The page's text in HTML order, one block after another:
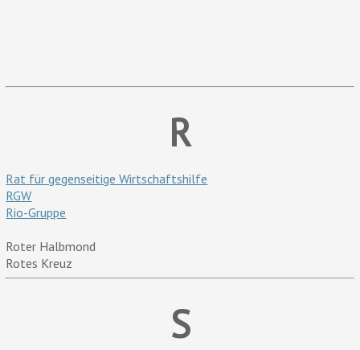
R
Rat für gegenseitige Wirtschaftshilfe
RGW
Rio-Gruppe
Roter Halbmond
Rotes Kreuz
S